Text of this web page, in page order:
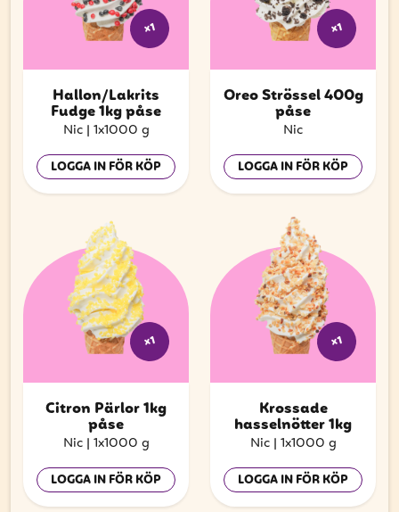
x1
Hallon/Lakrits
Fudge 1kg påse
Nic | 1x1000 g
LOGGA IN FÖR KÖP
x1
Oreo Strössel 400g
påse
Nic
LOGGA IN FÖR KÖP
x1
Citron Pärlor 1kg
påse
Nic | 1x1000 g
LOGGA IN FÖR KÖP
x1
Krossade
hasselnötter 1kg
Nic | 1x1000 g
LOGGA IN FÖR KÖP